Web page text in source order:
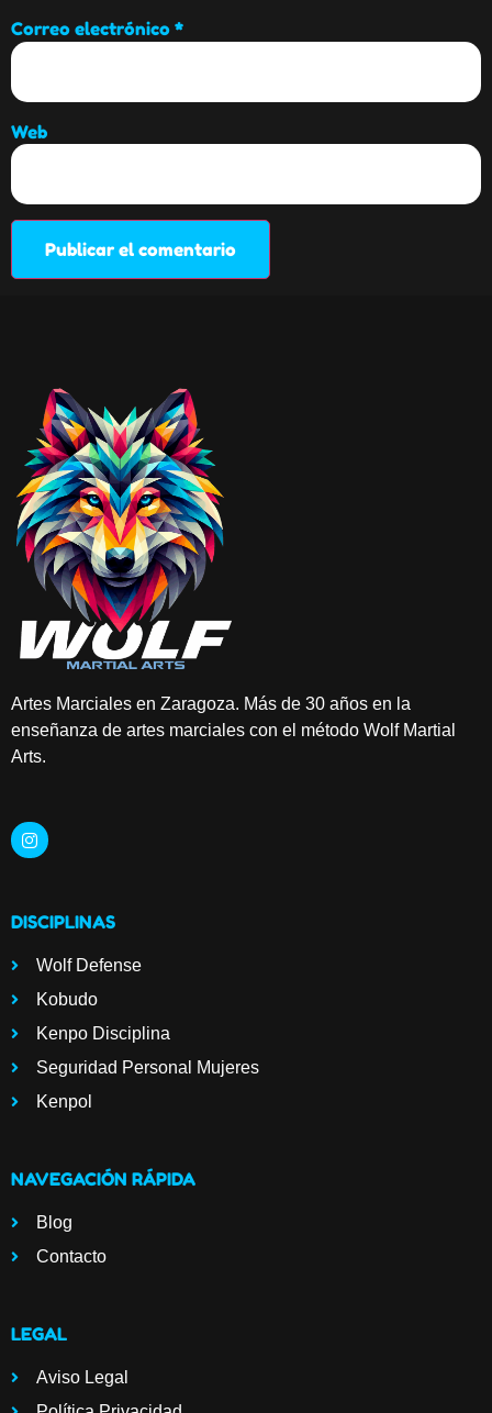
Correo electrónico *
Web
Artes Marciales en Zaragoza. Más de 30 años en la
enseñanza de artes marciales con el método Wolf Martial
Arts.
DISCIPLINAS
Wolf Defense
Kobudo
Kenpo Disciplina
Seguridad Personal Mujeres
Kenpol
NAVEGACIÓN RÁPIDA
Blog
Contacto
LEGAL
Aviso Legal